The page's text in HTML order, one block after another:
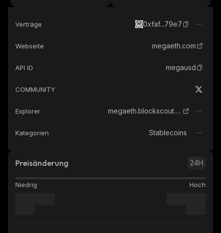
Verträge 0xfaf...79e7
Webseite megaeth.com
API ID megausd
COMMUNITY
Explorer megaeth.blockscout.com
Kategorien Stablecoins
Preisänderung 24H
Niedrig Hoch